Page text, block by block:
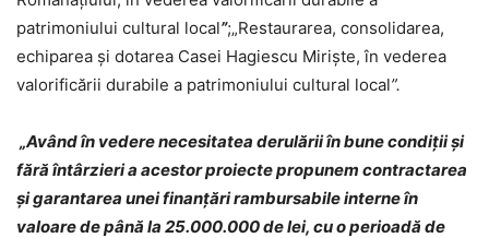
patrimoniului cultural local”;„Restaurarea, consolidarea,
echiparea și dotarea Casei Hagiescu Miriște, în vederea
valorificării durabile a patrimoniului cultural local”.
„Având în vedere necesitatea derulării în bune condiții și
fără întârzieri a acestor proiecte propunem contractarea
și garantarea unei finanțări rambursabile interne în
valoare de până la 25.000.000 de lei, cu o perioadă de